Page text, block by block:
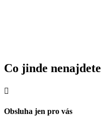
Co jinde nenajdete

Obsluha jen pro vás